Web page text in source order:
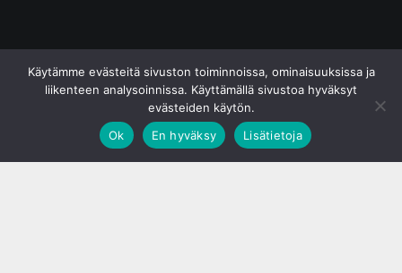
Käytämme evästeitä sivuston toiminnoissa, ominaisuuksissa ja
liikenteen analysoinnissa. Käyttämällä sivustoa hyväksyt
evästeiden käytön.
Ok
En hyväksy Lisätietoja